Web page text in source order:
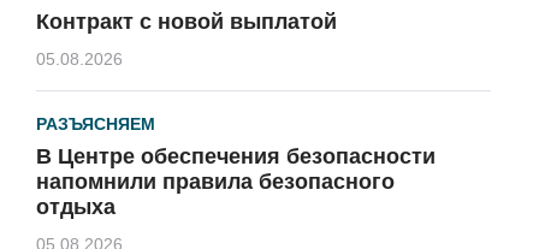
Контракт с новой выплатой
05.08.2026
РАЗЪЯСНЯЕМ
В Центре обеспечения безопасности
напомнили правила безопасного
отдыха
05.08.2026